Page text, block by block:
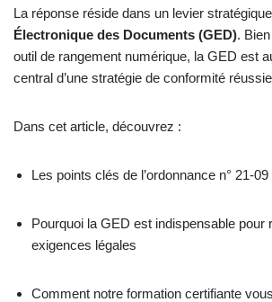
La réponse réside dans un levier
Électronique des Documents (GED).
outil de rangement numérique, la GED est
central d’une stratégie de conformité
Dans cet article, découvrez :
Les points clés de l’ordonnance n° 21-09
Pourquoi la GED est indispensable pour
exigences légales
Comment notre formation certifiante